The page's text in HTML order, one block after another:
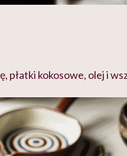
płatki kokosowe, olej i